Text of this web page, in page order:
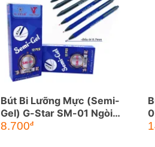
Bút Bi Lưỡng Mực (Semi-
Gel) G-Star SM-01 Ngòi
0.7MM
8.700đ